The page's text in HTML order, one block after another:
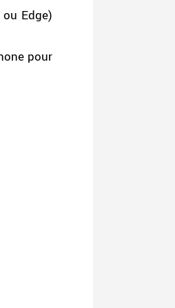
Edge)
pour